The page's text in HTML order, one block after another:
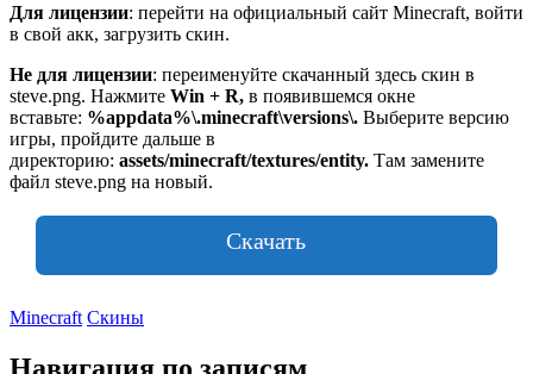
Для лицензии: перейти на официальный сайт Minecraft, войти
в свой акк, загрузить скин.
Не для лицензии: переименуйте скачанный здесь скин в
steve.png. Нажмите Win + R, в появившемся окне
вставьте: %appdata%\.minecraft\versions\. Выберите версию
игры, пройдите дальше в
директорию: assets/minecraft/textures/entity. Там замените
файл steve.png на новый.
Скачать
Minecraft Скины